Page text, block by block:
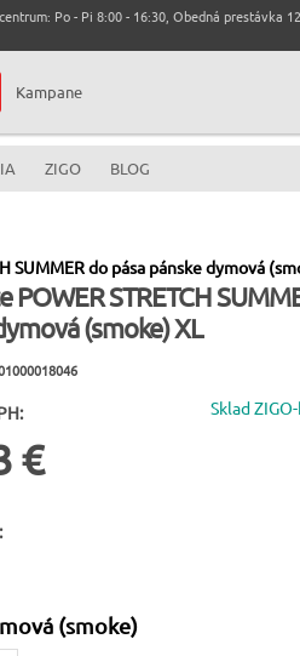
Po - Pi 8:00 - 16:30, Obedná prestávka
Kampane
ZIGO BLOG
SUMMER do pása pánske dymová
POWER STRETCH
(smoke) XL
€
Sklad
(smoke)